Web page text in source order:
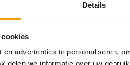
Details
cookies
advertenties te personaliseren,
delen we informatie over uw
€23,60